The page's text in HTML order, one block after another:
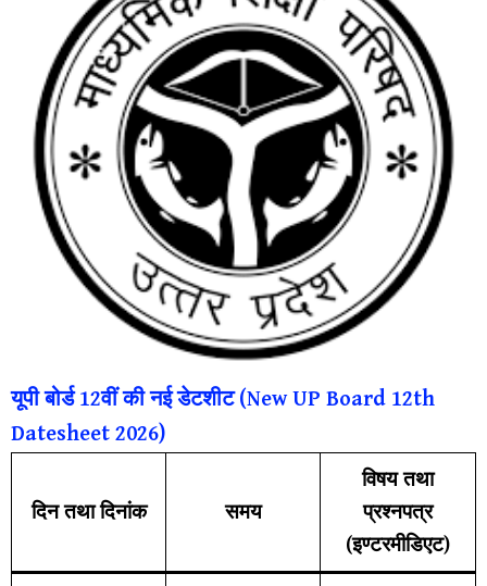
यूपी बोर्ड 12वीं की नई डेटशीट (New UP Board 12th
Datesheet 2026)
दिन तथा दिनांक समय
विषय तथा
प्रश्नपत्र
(इण्टरमीडिएट)